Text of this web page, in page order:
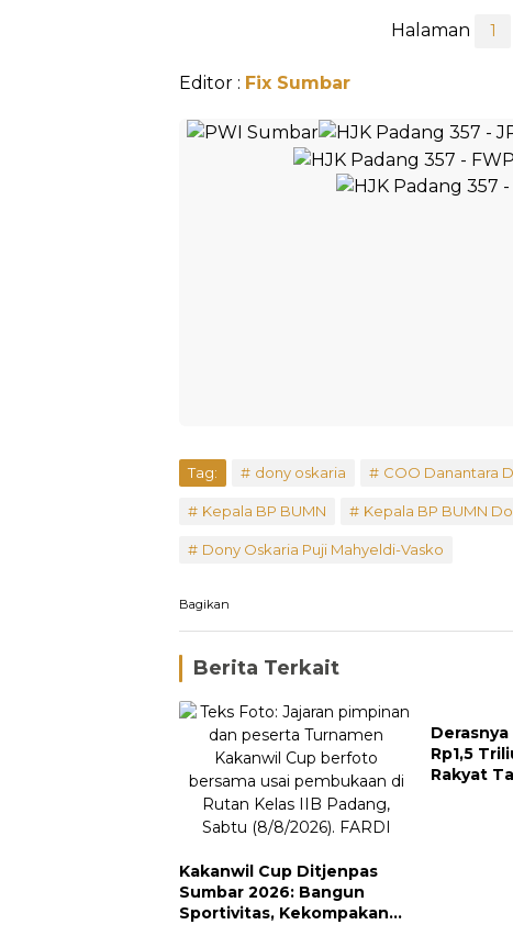
Halaman 1
Editor : Fix Sumbar
Tag: dony oskaria COO Danantara
Kepala BP BUMN Kepala BP BUMN
Dony Oskaria Puji Mahyeldi-Vasko
Bagikan
Berita Terkait
Kakanwil Cup Ditjenpas
Sumbar 2026: Bangun
Sportivitas, Kekompakan
Rp1,5
Rakyat